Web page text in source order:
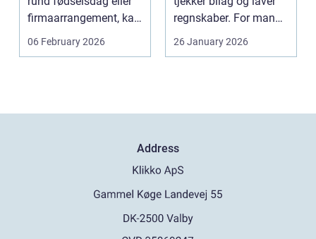
firmaarrangement, kan
planlægnin...
06 February 2026
regnskaber. For mange
mindre og mellemst...
26 January 2026
Address